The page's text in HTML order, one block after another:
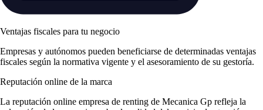
Ventajas fiscales para tu negocio
Empresas y autónomos pueden beneficiarse de determinadas ventajas
fiscales según la normativa vigente y el asesoramiento de su gestoría.
Reputación online de la marca
La reputación online empresa de renting de Mecanica Gp refleja la